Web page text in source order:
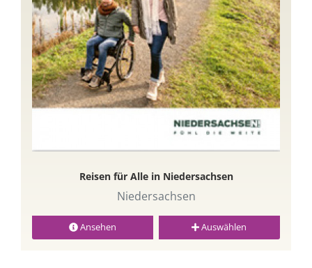
Reisen für Alle in Niedersachsen
Niedersachsen
Ansehen Auswählen